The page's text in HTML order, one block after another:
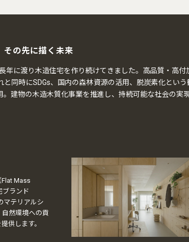
その先に描く未来
年に渡り木造住宅を作り続けてきました。高品質・高
と同時にSDGs、国内の森林資源の活用、脱炭素化とい
建物の木造木質化事業を推進し、持続可能な社会の実
Mass
ブランド
マテリアルシ
自然環境への貢
供します。